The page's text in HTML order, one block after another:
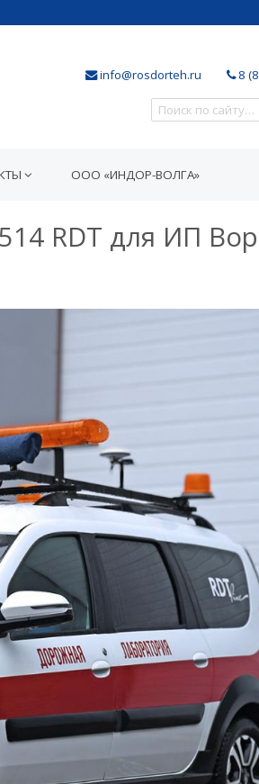
info@rosdorteh.ru 8
ООО «ИНДОР-ВОЛГА»
RDT для ИП